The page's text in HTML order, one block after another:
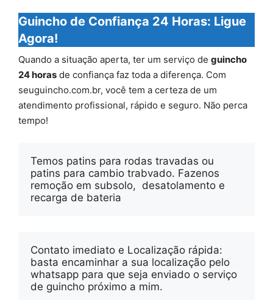
Guincho de Confiança 24 Horas: Ligue
Agora!
Quando a situação aperta, ter um serviço de guincho
24 horas de confiança faz toda a diferença. Com
seuguincho.com.br, você tem a certeza de um
atendimento profissional, rápido e seguro. Não perca
tempo!
Temos patins para rodas travadas ou
patins para cambio trabvado. Fazenos
remoção em subsolo,  desatolamento e
recarga de bateria
Contato imediato e Localização rápida:
basta encaminhar a sua localização pelo
whatsapp para que seja enviado o serviço
de guincho próximo a mim.